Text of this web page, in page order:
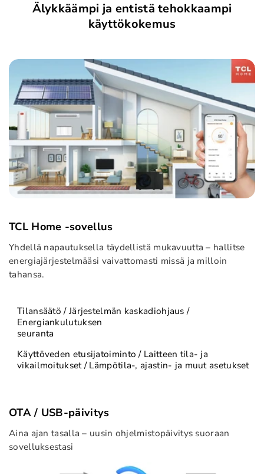
Älykkäämpi ja entistä tehokkaampi
käyttökokemus
TCL Home -sovellus
Yhdellä napautuksella täydellistä mukavuutta – hallitse
energiajärjestelmääsi vaivattomasti missä ja milloin
tahansa.
Tilansäätö / Järjestelmän kaskadiohjaus /
Energiankulutuksen
seuranta
Käyttöveden etusijatoiminto / Laitteen tila- ja
vikailmoitukset / Lämpötila-, ajastin- ja muut asetukset
OTA / USB-päivitys
Aina ajan tasalla – uusin ohjelmistopäivitys suoraan
sovelluksestasi